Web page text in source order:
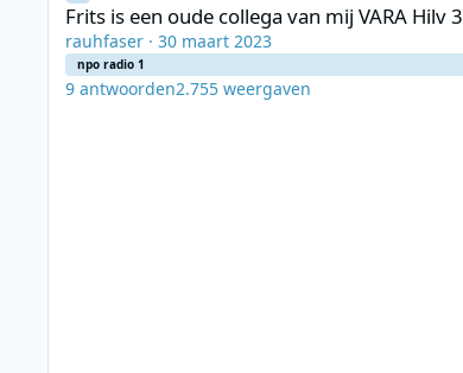
Frits is een oude collega van mij VARA Hilv 3
rauhfaser · 30 maart 2023
npo radio 1
9 antwoorden2.755 weergaven